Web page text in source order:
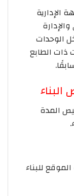
الإدارية
الوحدات
ذات الطابع
البناء
المدة
للبناء